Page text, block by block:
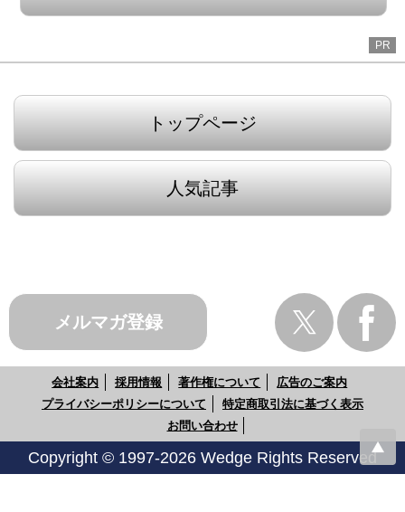
PR
トップページ
人気記事
メルマガ登録
会社案内 採用情報 著作権について
広告のご案内
プライバシーポリシーについて
特定商取引法に基づく表示
お問い合わせ
Copyright © 1997-2026 Wedge Rights Reserved